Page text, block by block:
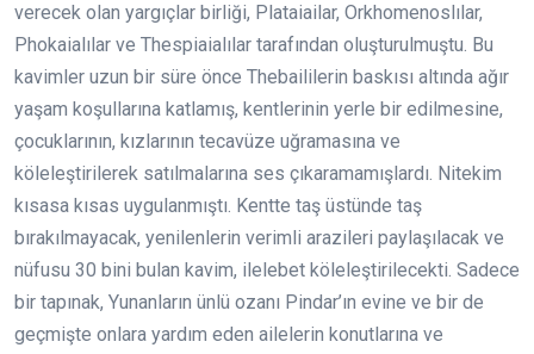
verecek olan yargıçlar birliği, Plataiailar, Orkhomenoslılar,
Phokaialılar ve Thespiaialılar tarafından oluşturulmuştu. Bu
kavimler uzun bir süre önce Thebaililerin baskısı altında ağır
yaşam koşullarına katlamış, kentlerinin yerle bir edilmesine,
çocuklarının, kızlarının tecavüze uğramasına ve
köleleştirilerek satılmalarına ses çıkaramamışlardı. Nitekim
kısasa kısas uygulanmıştı. Kentte taş üstünde taş
bırakılmayacak, yenilenlerin verimli arazileri paylaşılacak ve
nüfusu 30 bini bulan kavim, ilelebet köleleştirilecekti. Sadece
bir tapınak, Yunanların ünlü ozanı Pindar’ın evine ve bir de
geçmişte onlara yardım eden ailelerin konutlarına ve